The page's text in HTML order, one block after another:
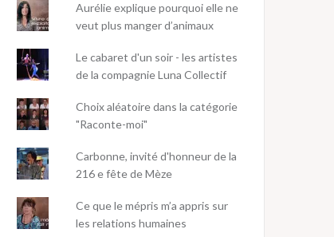
Aurélie explique pourquoi elle ne
veut plus manger d’animaux
Le cabaret d'un soir - les artistes
de la compagnie Luna Collectif
Choix aléatoire dans la catégorie
"Raconte-moi"
Carbonne, invité d'honneur de la
216 e fête de Mèze
Ce que le mépris m’a appris sur
les relations humaines